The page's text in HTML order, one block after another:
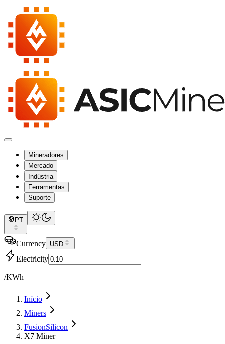
Mineradores
Mercado
Indústria
Ferramentas
Suporte
PT
Currency USD
Electricity
/KWh
Início
Miners
FusionSilicon
X7 Miner